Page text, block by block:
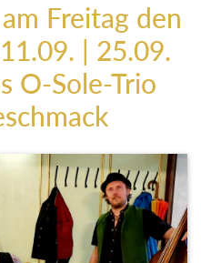
Freitag den
| 25.09.
O-Sole-Trio